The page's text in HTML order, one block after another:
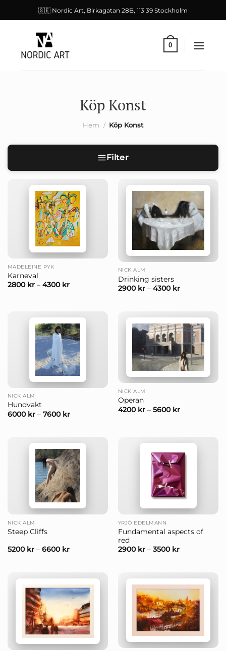
to
🇸🇪 Nordic Art, Birkagatan 28B, 113 39 Stockholm
0
Köp Konst
Hem / Köp Konst
Filter
MADELEINE PYK
Karneval
2800 kr– 4300 kr
NICK ALM
Drinking sisters
2900 kr– 4300 kr
NICK ALM
Hundvakt
6000 kr– 7600 kr
NICK ALM
Operan
4200 kr– 5600 kr
NICK ALM
Steep Cliffs
5200 kr– 6600 kr
YRJÖ EDELMANN
Fundamental aspects of
red
2900 kr– 3500 kr